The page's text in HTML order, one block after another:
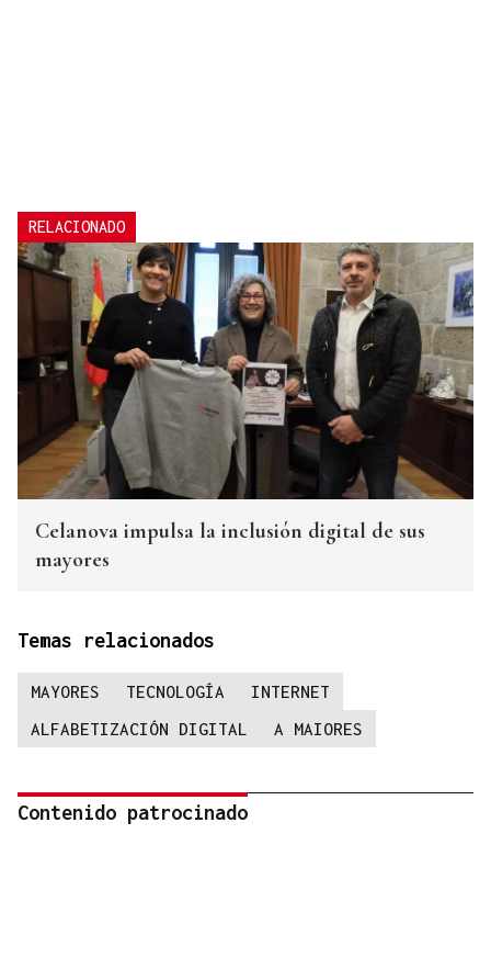
RELACIONADO
Celanova impulsa la inclusión digital de sus
mayores
Temas relacionados
MAYORES TECNOLOGÍA
INTERNET
ALFABETIZACIÓN DIGITAL
A MAIORES
Contenido patrocinado